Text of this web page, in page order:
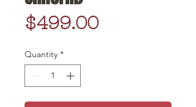
$499.00Price
Quantity *